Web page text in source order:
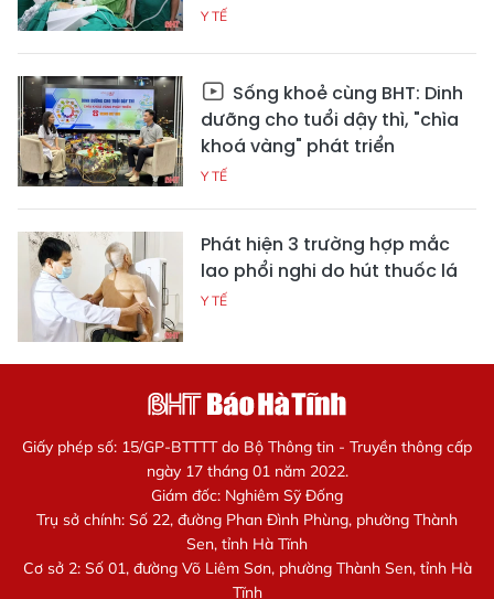
Y TẾ
Sống khoẻ cùng BHT: Dinh
dưỡng cho tuổi dậy thì, "chìa
khoá vàng" phát triển
Y TẾ
Phát hiện 3 trường hợp mắc
lao phổi nghi do hút thuốc lá
Y TẾ
Giấy phép số: 15/GP-BTTTT do Bộ Thông tin - Truyền thông cấp
ngày 17 tháng 01 năm 2022.
Giám đốc: Nghiêm Sỹ Đống
Trụ sở chính: Số 22, đường Phan Đình Phùng, phường Thành
Sen, tỉnh Hà Tĩnh
Cơ sở 2: Số 01, đường Võ Liêm Sơn, phường Thành Sen, tỉnh Hà
Tĩnh